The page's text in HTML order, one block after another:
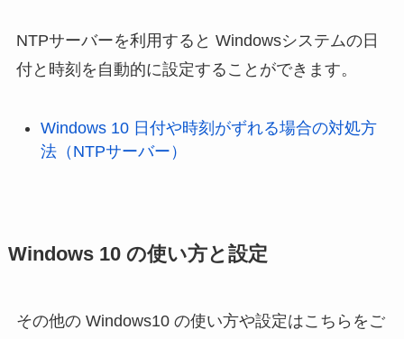
NTPサーバーを利用すると Windowsシステムの日
付と時刻を自動的に設定することができます。
Windows 10 日付や時刻がずれる場合の対処方
法（NTPサーバー）
Windows 10 の使い方と設定
その他の Windows10 の使い方や設定はこちらをご